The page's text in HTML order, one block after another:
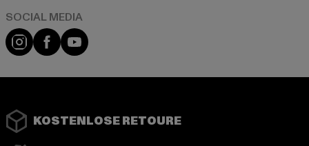
Instagram
FacebookYouTube
KOSTENLOSE RETOURE